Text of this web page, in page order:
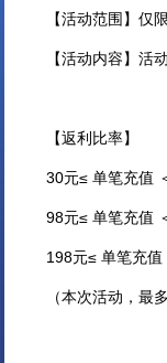
【活动范围】仅
【活动内容】活
【返利比率】
30元≤ 单笔充值
98元≤ 单笔充值
198元≤ 单笔充值
（本次活动，最